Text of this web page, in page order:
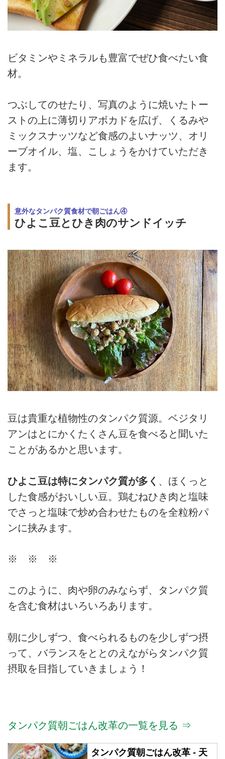
ビタミンやミネラルも豊富でぜひ食べたい食
材。
つぶしてのせたり、写真のように焼いたトー
ストの上に薄切りアボカドを広げ、くるみや
ミックスナッツなど食感のよいナッツ、オリ
ーブオイル、塩、こしょうをかけていただき
ます。
意外なタンパク質食材で朝ごはん④
ひよこ豆とひき肉のサンドイッチ
豆は貴重な植物性のタンパク質源。ベジタリ
アンはとにかくたくさん豆を食べると聞いた
ことがあるかと思います。
ひよこ豆は特にタンパク質が多く 、ほくっと
した食感がおいしい豆。鶏むねひき肉と塩味
でさっと塩味で炒め合わせたものを全粒粉パ
ンに挟みます。
※ ※ ※
このように、肉や卵のみならず、タンパク質
を含む食材はいろいろあります。
朝に少しずつ、食べられるものを少しずつ摂
って、バランスをととのえながらタンパク質
摂取を目指していきましょう！
タンパク質朝ごはん改革の一覧を見る ⇒
タンパク質朝ごはん改革 - 天